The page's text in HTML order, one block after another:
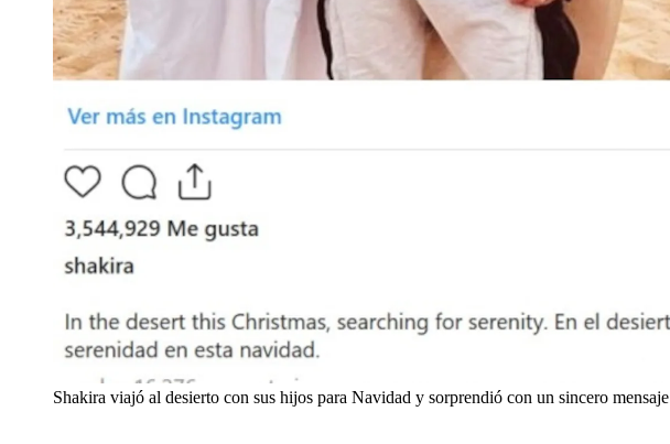
Shakira viajó al desierto con sus hijos para Navidad y sorprendió con un sincero mensaje